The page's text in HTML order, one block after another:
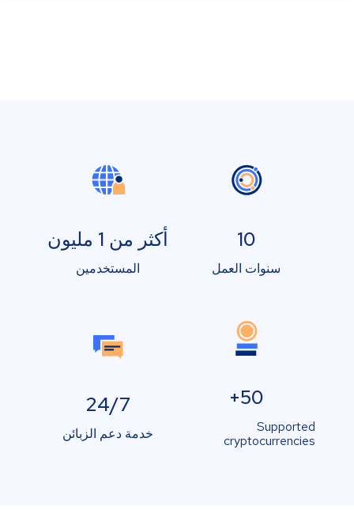
10
سنوات العمل
أكثر من 1 مليون
المستخدمين
50+
Supported
cryptocurrencies
24/7
خدمة دعم الزبائن